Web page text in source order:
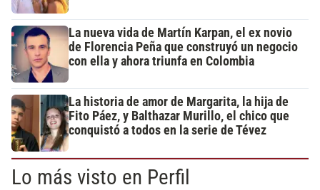
La nueva vida de Martín Karpan, el ex novio
de Florencia Peña que construyó un negocio
con ella y ahora triunfa en Colombia
La historia de amor de Margarita, la hija de
Fito Páez, y Balthazar Murillo, el chico que
conquistó a todos en la serie de Tévez
Lo más visto en Perfil